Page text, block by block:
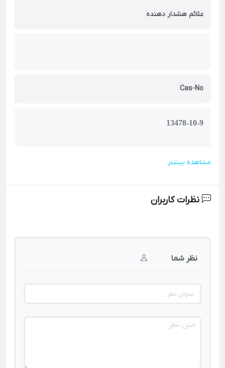
علائم هشدار دهنده
Cas-No
13478-10-9
مشاهده بیشتر
نظرات کاربران
نظر شما